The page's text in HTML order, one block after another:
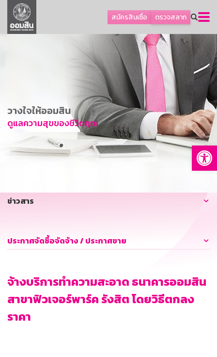
สมัครสินเชื่อ ตรวจสลาก
ลูกค้าธุรกิจ
ลูกค้าผู้ประกอบรายย่อย
การพัฒนาที่ยั่งยืน
ข่าวสาร
บริการทางการเงิน
อื่นๆ
วางใจให้ออมสิน
ดูแลความสุขของชีวิตคุณ
ข่าวสาร
ประกาศจัดซื้อจัดจ้าง / ประกาศขาย
จ้างบริการทำความสะอาด ธนาคารออมสิน
สาขาฟิวเจอร์พาร์ค รังสิต โดยวิธีตกลง
ราคา